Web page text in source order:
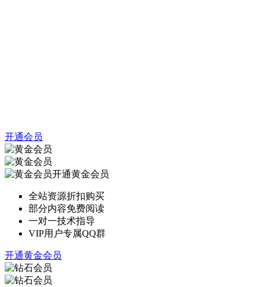
开通会员
开通黄金会员
全站资源折扣购买
部分内容免费阅读
一对一技术指导
VIP用户专属QQ群
开通黄金会员